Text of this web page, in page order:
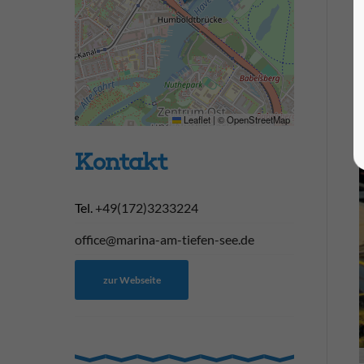
Leaflet | ©OpenStreetMap
Kontakt
Tel. +49(172)3233224
office@marina-am-tiefen-see.de
zur Webseite